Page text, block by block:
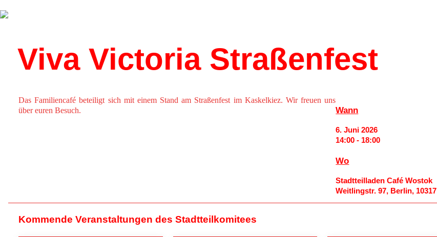
Viva Victoria Straßenfest
Das Familiencafé beteiligt sich mit einem Stand am Straßenfest im Kaskelkiez. Wir freuen uns
über euren Besuch.
Wann
6. Juni 2026
14:00 - 18:00
Wo
Stadtteilladen Café Wostok
Weitlingstr. 97, Berlin, 10317
Kommende Veranstaltungen des Stadtteilkomitees